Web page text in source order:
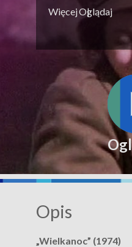
WięcejOglądaj
Opis
„Wielkanoc” (1974)